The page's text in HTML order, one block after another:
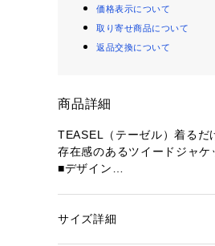
価格表示について
取り寄せ商品について
返品交換について
商品詳細
TEASEL（テーゼル）着るだ
存在感のあるツイードジャケ
■デザイン
リハリのある女性らしいシ
性別：レディース
サイズ詳細